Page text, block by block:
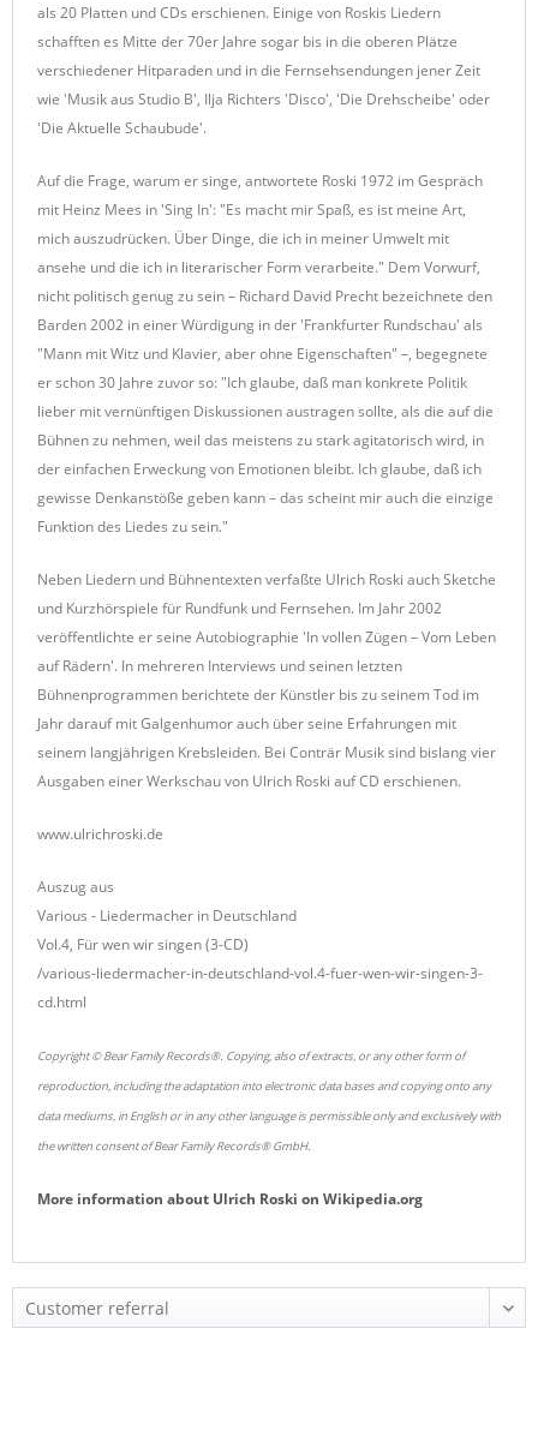
als 20 Platten und CDs erschienen. Einige von Roskis Liedern
schafften es Mitte der 70er Jahre sogar bis in die oberen Plätze
verschiedener Hitparaden und in die Fernsehsendungen jener Zeit
wie 'Musik aus Studio B', Ilja Richters 'Disco', 'Die Drehscheibe' oder
'Die Aktuelle Schaubude'.
Auf die Frage, warum er singe, antwortete Roski 1972 im Gespräch
mit Heinz Mees in 'Sing In': "Es macht mir Spaß, es ist meine Art,
mich auszudrücken. Über Dinge, die ich in meiner Umwelt mit
ansehe und die ich in literarischer Form verarbeite." Dem Vorwurf,
nicht politisch genug zu sein – Richard David Precht bezeichnete den
Barden 2002 in einer Würdigung in der 'Frankfurter Rundschau' als
"Mann mit Witz und Klavier, aber ohne Eigenschaften" –, begegnete
er schon 30 Jahre zuvor so: "Ich glaube, daß man konkrete Politik
lieber mit vernünftigen Diskussionen austragen sollte, als die auf die
Bühnen zu nehmen, weil das meistens zu stark agitatorisch wird, in
der einfachen Erweckung von Emotionen bleibt. Ich glaube, daß ich
gewisse Denkanstöße geben kann – das scheint mir auch die einzige
Funktion des Liedes zu sein."
Neben Liedern und Bühnentexten verfaßte Ulrich Roski auch Sketche
und Kurzhörspiele für Rundfunk und Fernsehen. Im Jahr 2002
veröffentlichte er seine Autobiographie 'In vollen Zügen – Vom Leben
auf Rädern'. In mehreren Interviews und seinen letzten
Bühnenprogrammen berichtete der Künstler bis zu seinem Tod im
Jahr darauf mit Galgenhumor auch über seine Erfahrungen mit
seinem langjährigen Krebsleiden. Bei Conträr Musik sind bislang vier
Ausgaben einer Werkschau von Ulrich Roski auf CD erschienen.
www.ulrichroski.de
Auszug aus
Various - Liedermacher in Deutschland
Vol.4, Für wen wir singen (3-CD)
/various-liedermacher-in-deutschland-vol.4-fuer-wen-wir-singen-3-
cd.html
Copyright © Bear Family Records®. Copying, also of extracts, or any other form of
reproduction, including the adaptation into electronic data bases and copying onto any
data mediums, in English or in any other language is permissible only and exclusively with
the written consent of Bear Family Records® GmbH.
More information about Ulrich Roski on Wikipedia.org